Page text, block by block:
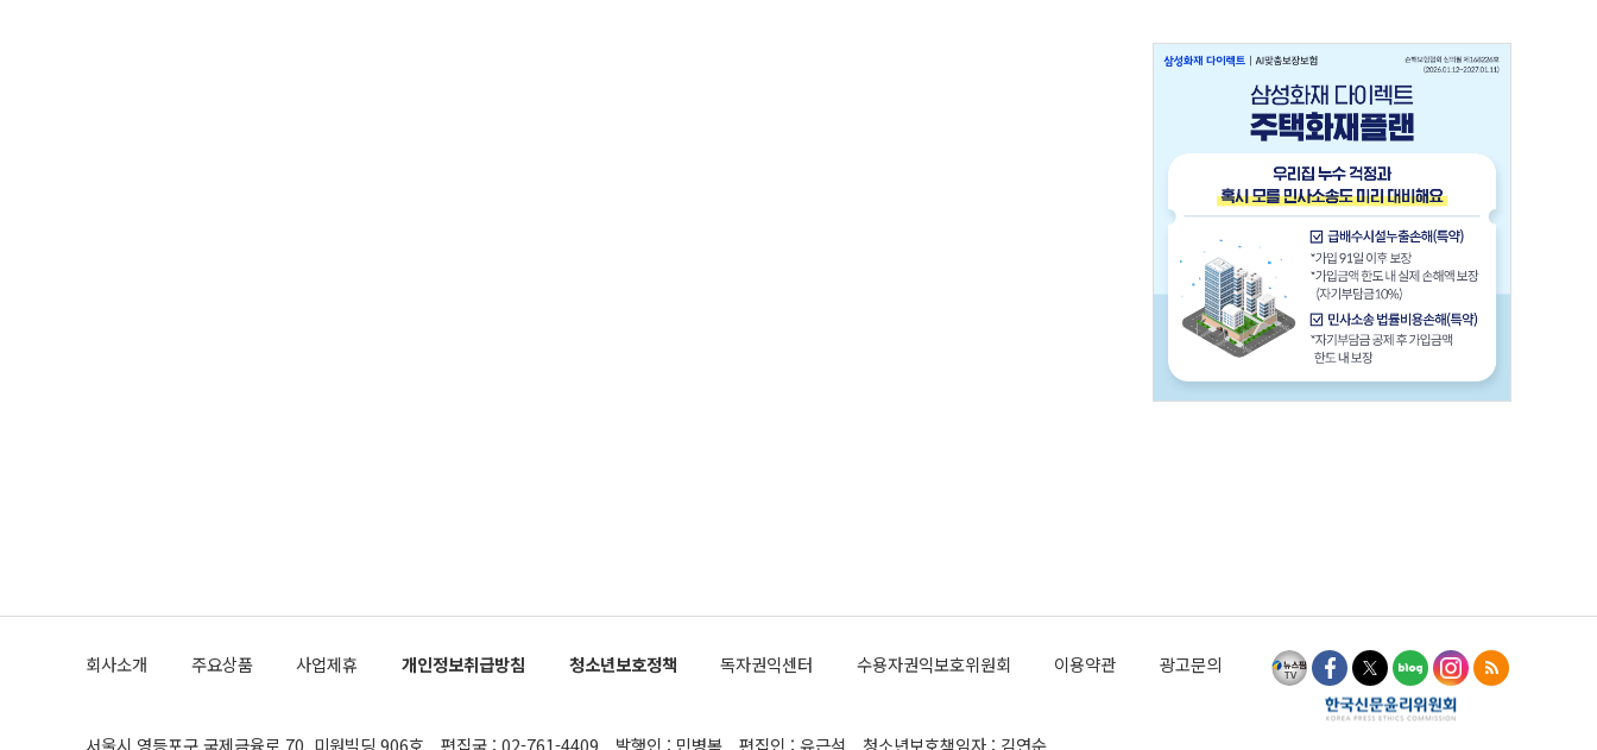
회사소개 주요상품 사업제휴 개인정보취급방침 청소년보호정책 독자권익센터 수용자권익보호위원회 이용약관 광고문의
서울시 영등포구 국제금융로 70, 미원빌딩 906호 편집국 : 02-761-4409 발행인 : 민병복 편집인 : 유근석 청소년보호책임자 : 김연순